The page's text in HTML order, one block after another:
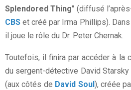
Splendored Thing" (diffusé
CBS et créé par Irma Phillips).
il joue le rôle du Dr. Peter Chernak.
Toutefois, il finira par accéder à la
du sergent-détective David Starsky
(aux côtés de David Soul ), créée